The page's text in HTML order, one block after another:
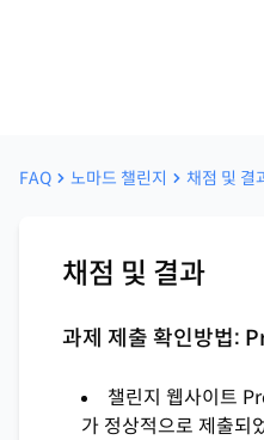
FAQ 노마드 챌린지 채점 및 결
채점 및 결과
과제 제출 확인방법:
챌린지 웹사이트
가 정상적으로 제출되